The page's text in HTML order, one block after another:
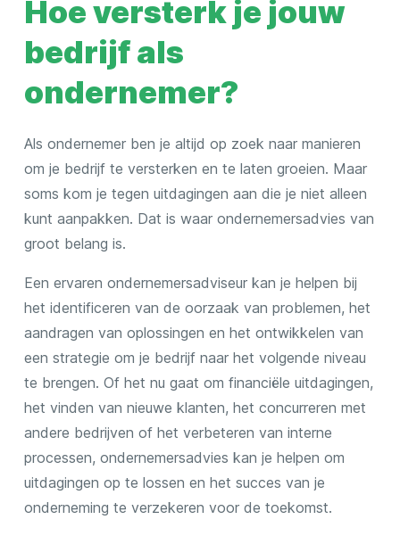
Hoe versterk je jouw
bedrijf als
ondernemer?
Als ondernemer ben je altijd op zoek naar manieren
om je bedrijf te versterken en te laten groeien. Maar
soms kom je tegen uitdagingen aan die je niet alleen
kunt aanpakken. Dat is waar ondernemersadvies van
groot belang is.
Een ervaren ondernemersadviseur kan je helpen bij
het identificeren van de oorzaak van problemen, het
aandragen van oplossingen en het ontwikkelen van
een strategie om je bedrijf naar het volgende niveau
te brengen. Of het nu gaat om financiële uitdagingen,
het vinden van nieuwe klanten, het concurreren met
andere bedrijven of het verbeteren van interne
processen, ondernemersadvies kan je helpen om
uitdagingen op te lossen en het succes van je
onderneming te verzekeren voor de toekomst.